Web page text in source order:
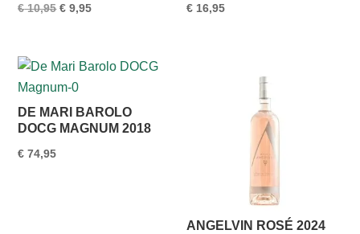
€10,95 Oorspronkelijke
€ 10,95.
€ 9,95Huidige
€ 9,95.
€ 16,95
DE MARI BAROLO
DOCG MAGNUM 2018
€ 74,95
ANGELVIN ROSÉ 2024